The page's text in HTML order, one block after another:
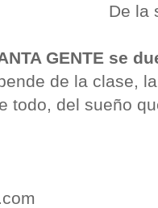
De la
GENTE se
de la clase,
todo, del sueño